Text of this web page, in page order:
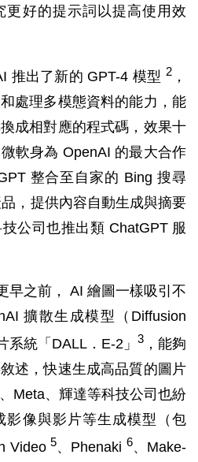
更好的提示詞以提高使用效
推出了新的 GPT-4 模型 2，
處理多模態資料的能力，能
成相對應的程式碼，效果十
軟身為 OpenAI 的最大合作
整合至自家的 Bing 搜尋
，提供內容自動生成與摘要
公司也推出類 ChatGPT 服
早之前， AI 繪圖一樣吸引不
擴散生成模型（Diffusion
系統「DALL．E-2」 3 ，能夠
述，快速生成高品質的圖片
Meta、輝達等科技公司也紛
影像與影片等生成模型（包
Video 5、Phenaki 6、Make-